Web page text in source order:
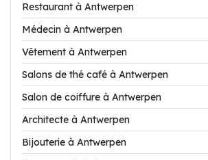
Restaurant à Antwerpen
Médecin à Antwerpen
Vêtement à Antwerpen
Salons de thé café à Antwerpen
Salon de coiffure à Antwerpen
Architecte à Antwerpen
Bijouterie à Antwerpen